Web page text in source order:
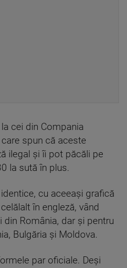
cei din Compania
spun că aceste
ilegal și îi pot păcăli pe
la sută în plus.
cu aceeași grafică
în engleză, vând
din România, dar și pentru
Bulgăria şi Moldova.
par oficiale. Deși